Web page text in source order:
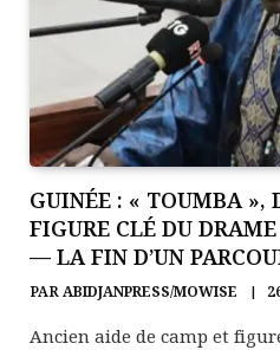
GUINÉE : « TOUMBA »,
FIGURE CLÉ DU
— LA FIN D’UN
PARABIDJANPRESS/MOWISE
Ancien aide de camp et